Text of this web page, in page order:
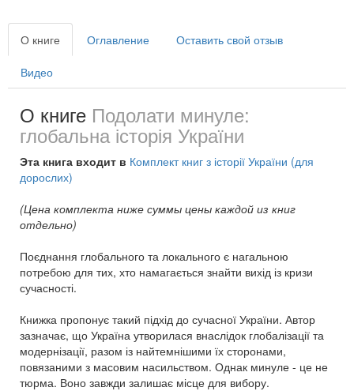
О книге Оглавление Оставить свой отзыв
Видео
О книге Подолати минуле:
глобальна історія України
Эта книга входит в Комплект книг з історії України (для
дорослих)
(Цена комплекта ниже суммы цены каждой из книг
отдельно)
Поєднання глобального та локального є нагальною
потребою для тих, хто намагається знайти вихід із кризи
сучасності.
Книжка пропонує такий підхід до сучасної України. Автор
зазначає, що Україна утворилася внаслідок глобалізації та
модернізації, разом із найтемнішими їх сторонами,
повязаними з масовим насильством. Однак минуле - це не
тюрма. Воно завжди залишає місце для вибору.